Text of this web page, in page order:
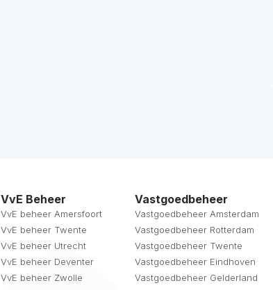
VvE Beheer
VvE beheer Amersfoort
VvE beheer Twente
VvE beheer Utrecht
VvE beheer Deventer
VvE beheer Zwolle
Vastgoedbeheer
Vastgoedbeheer Amsterdam
Vastgoedbeheer Rotterdam
Vastgoedbeheer Twente
Vastgoedbeheer Eindhoven
Vastgoedbeheer Gelderland